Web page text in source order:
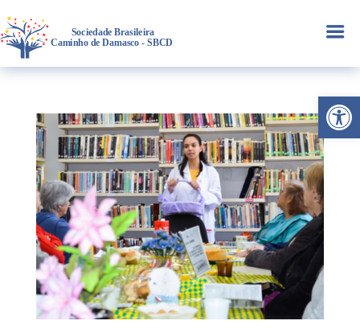
Abrir
a